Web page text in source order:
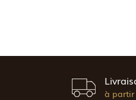
à partir